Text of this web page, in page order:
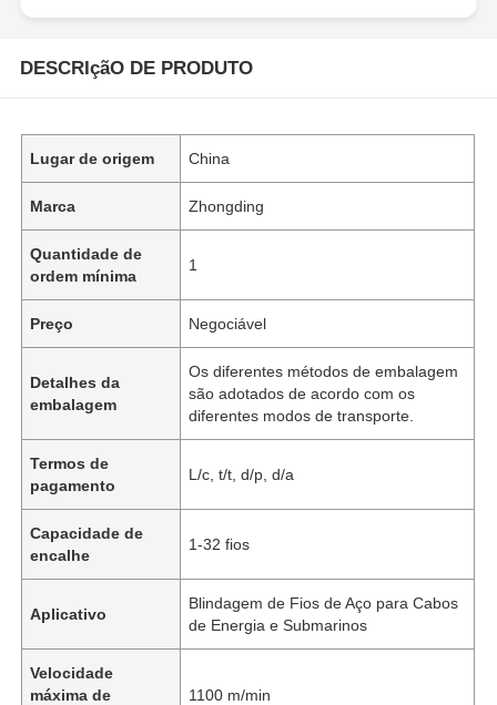
DESCRIçãO DE PRODUTO
Lugar de origem China
Marca Zhongding
Quantidade de
ordem mínima
1
Preço Negociável
Detalhes da
embalagem
Os diferentes métodos de embalagem
são adotados de acordo com os
diferentes modos de transporte.
Termos de
pagamento
L/c, t/t, d/p, d/a
Capacidade de
encalhe
1-32 fios
Aplicativo
Blindagem de Fios de Aço para Cabos
de Energia e Submarinos
Velocidade
máxima de
1100 m/min